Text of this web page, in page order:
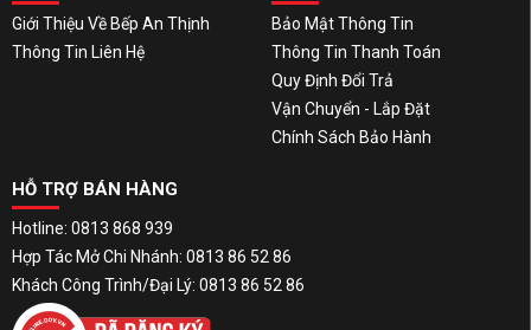
Giới Thiệu Về Bếp An Thịnh
Thông Tin Liên Hệ
Bảo Mật Thông Tin
Thông Tin Thanh Toán
Quy Định Đổi Trả
Vận Chuyển - Lắp Đặt
Chính Sách Bảo Hành
HỖ TRỢ BÁN HÀNG
Hotline: 0813 868 939
Hợp Tác Mở Chi Nhánh: 0813 86 52 86
Khách Công Trình/Đại Lý: 0813 86 52 86